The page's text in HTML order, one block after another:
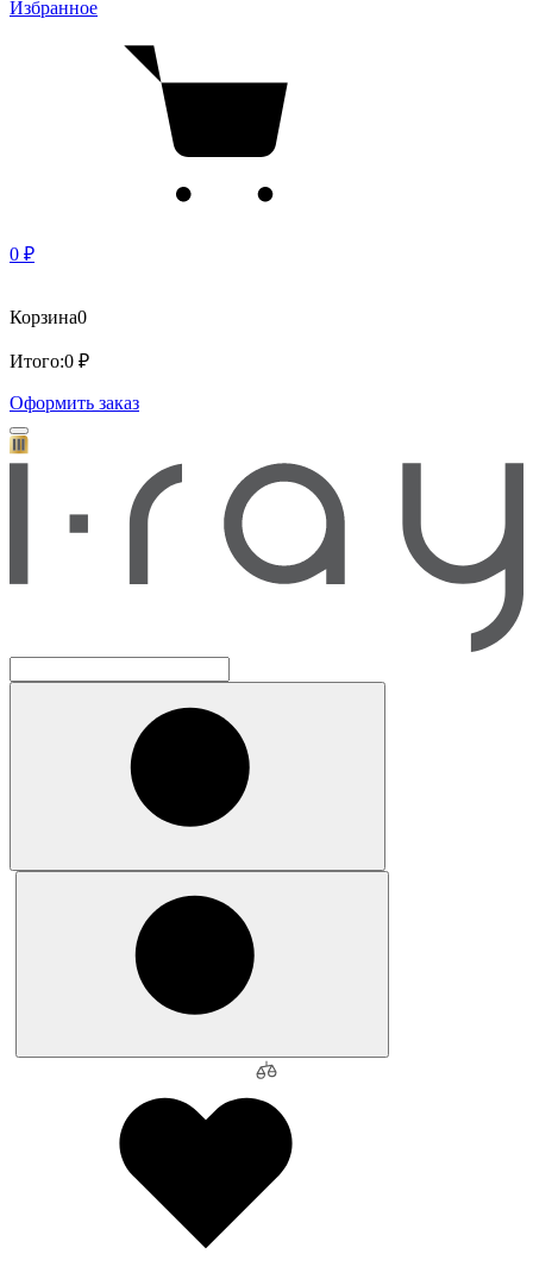
Избранное
0 ₽
Корзина0
Итого:0 ₽
Оформить заказ